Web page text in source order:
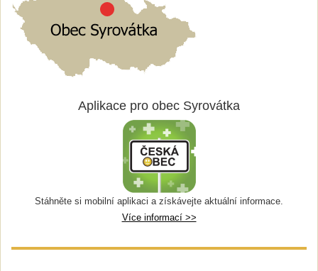
Aplikace pro obec Syrovátka
Stáhněte si mobilní aplikaci a získávejte aktuální informace.
Více informací >>